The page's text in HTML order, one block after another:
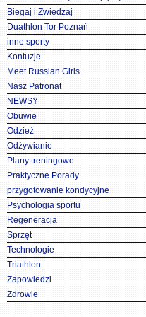
Biegaj i Zwiedzaj
Duathlon Tor Poznań
inne sporty
Kontuzje
Meet Russian Girls
Nasz Patronat
NEWSY
Obuwie
Odzież
Odżywianie
Plany treningowe
Praktyczne Porady
przygotowanie kondycyjne
Psychologia sportu
Regeneracja
Sprzęt
Technologie
Triathlon
Zapowiedzi
Zdrowie